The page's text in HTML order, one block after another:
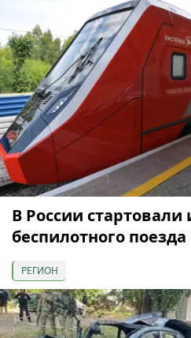
В России
беспилотного
РЕГИОН